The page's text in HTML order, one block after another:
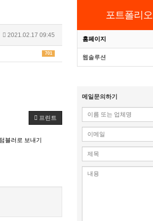
2021.02.17 09:45
701
프린트
포트폴리오
홈페이지
웹솔루션
메일문의하기